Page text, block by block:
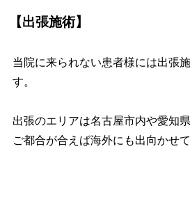
【出張施術】
当院に来られない患者様には出張
す。
出張のエリアは名古屋市内や愛知
ご都合が合えば海外にも出向かせ